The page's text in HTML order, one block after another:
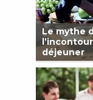
Le mythe
déjeuner